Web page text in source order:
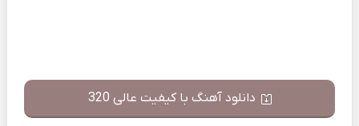
دانلود آهنگ با کیفیت عالی 320